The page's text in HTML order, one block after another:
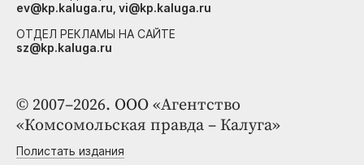
© 2007–2026. ООО «Агентство
«Комсомольская правда – Калуга»
Полистать издания
ev@kp.kaluga.ru, vi@kp.kaluga.ru
ОТДЕЛ РЕКЛАМЫ НА САЙТЕ
sz@kp.kaluga.ru